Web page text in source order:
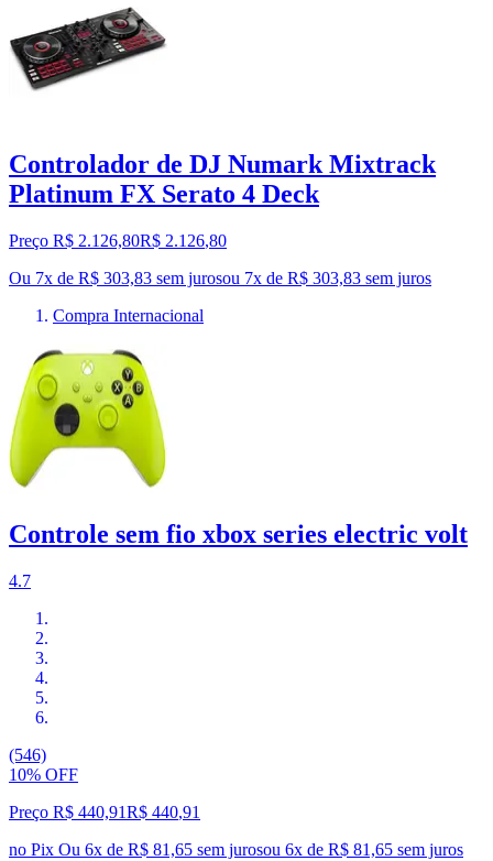
Controlador de DJ Numark Mixtrack
Platinum FX Serato 4 Deck
Preço R$ 2.126,80R$ 2.126,80
Ou 7x de R$ 303,83 sem jurosou 7x de R$ 303,83 sem juros
Compra Internacional
Controle sem fio xbox series electric volt
4.7
(546)
10% OFF
Preço R$ 440,91R$ 440,91
no Pix Ou 6x de R$ 81,65 sem jurosou 6x de R$ 81,65 sem juros